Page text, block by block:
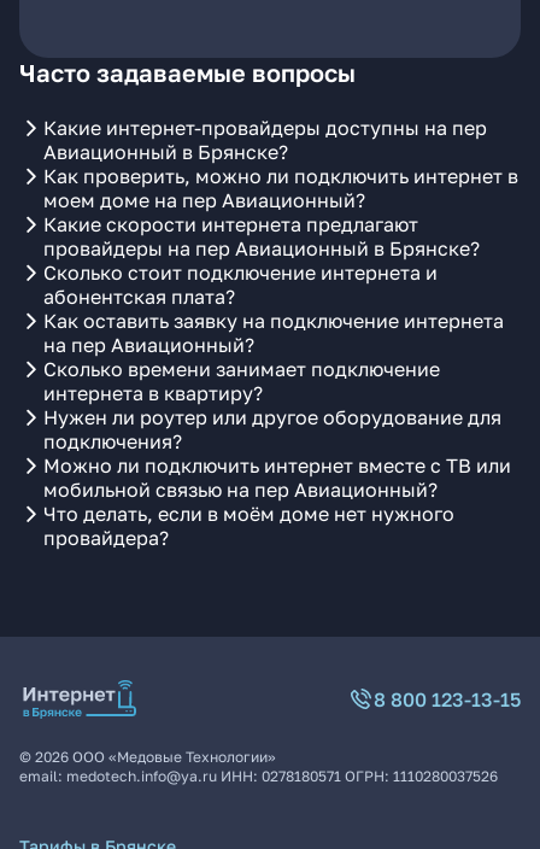
Часто задаваемые вопросы
Какие интернет-провайдеры доступны на пер
Авиационный в Брянске?
Как проверить, можно ли подключить интернет в
моем доме на пер Авиационный?
Какие скорости интернета предлагают
провайдеры на пер Авиационный в Брянске?
Сколько стоит подключение интернета и
абонентская плата?
Как оставить заявку на подключение интернета
на пер Авиационный?
Сколько времени занимает подключение
интернета в квартиру?
Нужен ли роутер или другое оборудование для
подключения?
Можно ли подключить интернет вместе с ТВ или
мобильной связью на пер Авиационный?
Что делать, если в моём доме нет нужного
провайдера?
8 800 123-13-15
© 2026 ООО «Медовые Технологии»
email: medotech.info@ya.ru ИНН: 0278180571 ОГРН: 1110280037526